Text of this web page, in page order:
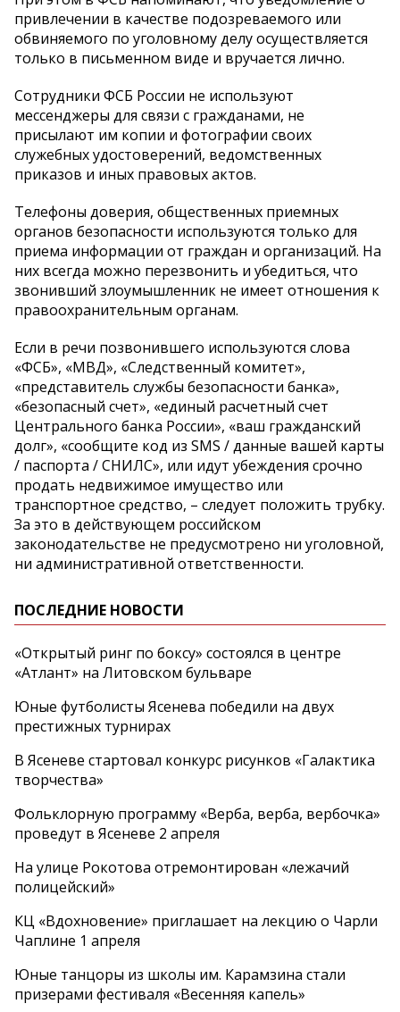
привлечении в качестве подозреваемого или
обвиняемого по уголовному делу осуществляется
только в письменном виде и вручается лично.
Сотрудники ФСБ России не используют
мессенджеры для связи с гражданами, не
присылают им копии и фотографии своих
служебных удостоверений, ведомственных
приказов и иных правовых актов.
Телефоны доверия, общественных приемных
органов безопасности используются только для
приема информации от граждан и организаций. На
них всегда можно перезвонить и убедиться, что
звонивший злоумышленник не имеет отношения к
правоохранительным органам.
Если в речи позвонившего используются слова
«ФСБ», «МВД», «Следственный комитет»,
«представитель службы безопасности банка»,
«безопасный счет», «единый расчетный счет
Центрального банка России», «ваш гражданский
долг», «сообщите код из SMS / данные вашей карты
/ паспорта / СНИЛС», или идут убеждения срочно
продать недвижимое имущество или
транспортное средство, – следует положить трубку.
За это в действующем российском
законодательстве не предусмотрено ни уголовной,
ни административной ответственности.
ПОСЛЕДНИЕ НОВОСТИ
«Открытый ринг по боксу» состоялся в центре
«Атлант» на Литовском бульваре
Юные футболисты Ясенева победили на двух
престижных турнирах
В Ясеневе стартовал конкурс рисунков «Галактика
творчества»
Фольклорную программу «Верба, верба, вербочка»
проведут в Ясеневе 2 апреля
На улице Рокотова отремонтирован «лежачий
полицейский»
КЦ «Вдохновение» приглашает на лекцию о Чарли
Чаплине 1 апреля
Юные танцоры из школы им. Карамзина стали
призерами фестиваля «Весенняя капель»